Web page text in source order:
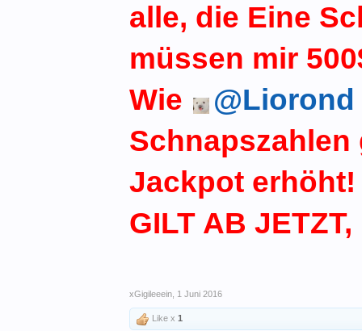
alle, die Eine
müssen mir
Wie
@Liorond
Jackpot erhöht!
GILT AB
xGigileeein 1 Juni 2016
Like x 1